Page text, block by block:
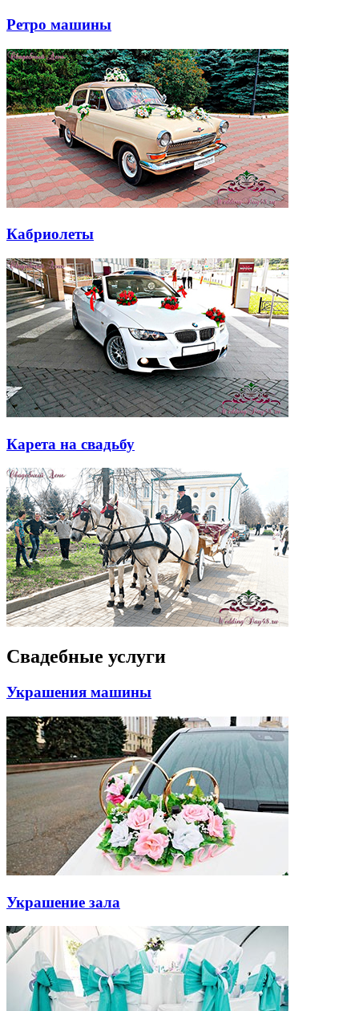
Ретро машины
Кабриолеты
Карета на свадьбу
Свадебные услуги
Украшения машины
Украшение зала